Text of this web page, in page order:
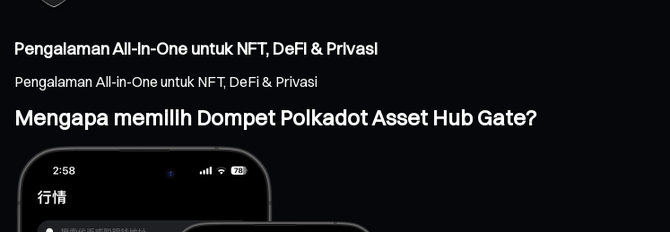
Pengalaman All-in-One untuk NFT, DeFi & Privasi
Pengalaman All-in-One untuk NFT, DeFi & Privasi
Mengapa memilih Dompet Polkadot Asset Hub Gate?